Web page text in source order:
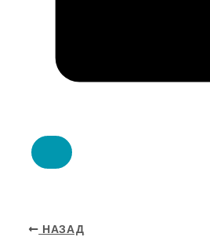
НАЗАД